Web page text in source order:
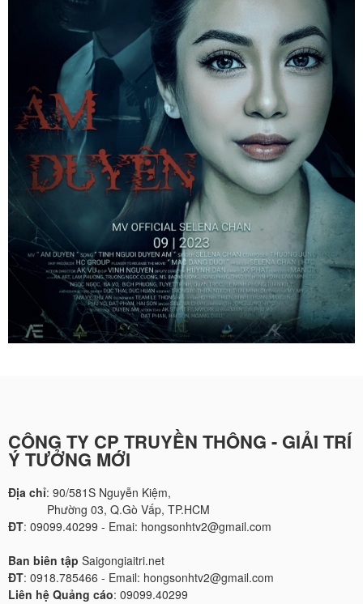
CÔNG TY CP TRUYỀN THÔNG - GIẢI TRÍ
Ý TƯỞNG MỚI
Địa chỉ: 90/581S Nguyễn Kiệm,
Phường 03, Q.Gò Vấp, TP.HCM
ĐT: 09099.40299 - Emai: hongsonhtv2@gmail.com
Ban biên tập Saigongiaitri.net
ĐT: 0918.785466 - Email: hongsonhtv2@gmail.com
Liên hệ Quảng cáo: 09099.40299